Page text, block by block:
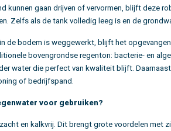
kunnen gaan drijven of vervormen, blijft deze
Zelfs als de tank volledig leeg is en de
de bodem is weggewerkt, blijft het
bovengrondse regenton: bacterie- en
water die perfect van kwaliteit blijft.
of bedrijfspand.
voor gebruiken?
en kalkvrij. Dit brengt grote voordelen met